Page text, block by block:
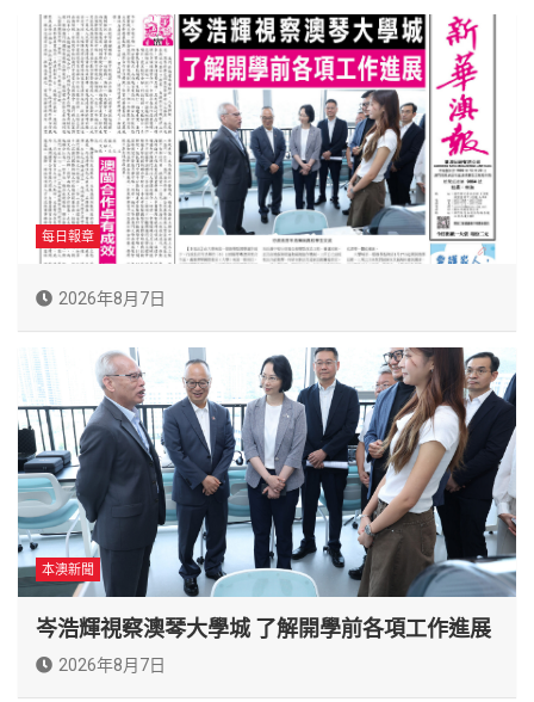
每日報章
2026年8月7日
本澳新聞
岑浩輝視察澳琴大學城 了解開學前各項工作進展
2026年8月7日